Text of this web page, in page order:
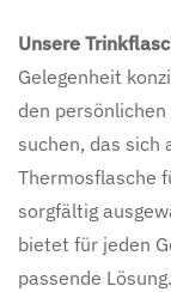
Unsere
Gelegenheit
den
suchen, das sich
Thermosflasche
sorgfältig
bietet für jeden
passende Lösung.